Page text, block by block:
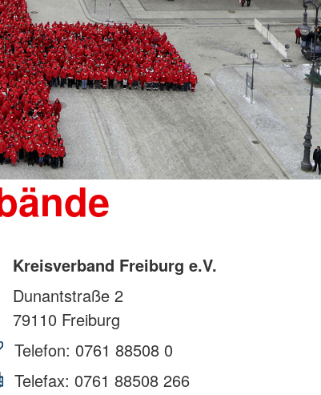
Kreisverband Freiburg e.V.
Dunantstraße 2
79110 Freiburg
Telefon: 0761 88508 0
Telefax: 0761 88508 266